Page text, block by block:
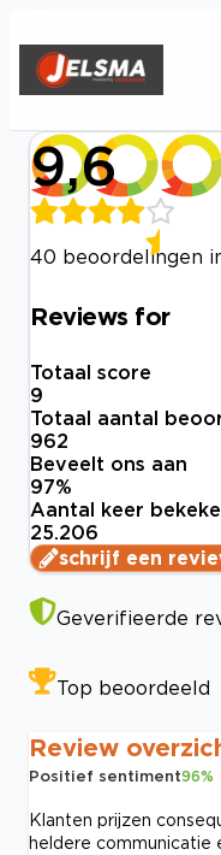
9,6
40 beoordelingen
Reviews for
Totaal score
9
Totaal aantal
962
Beveelt ons aan
97%
Aantal keer
25.206
schrijf een
Geverifieerde
Top beoordeeld
Review
Positief sentiment96%
Klanten prijzen
heldere communicatie